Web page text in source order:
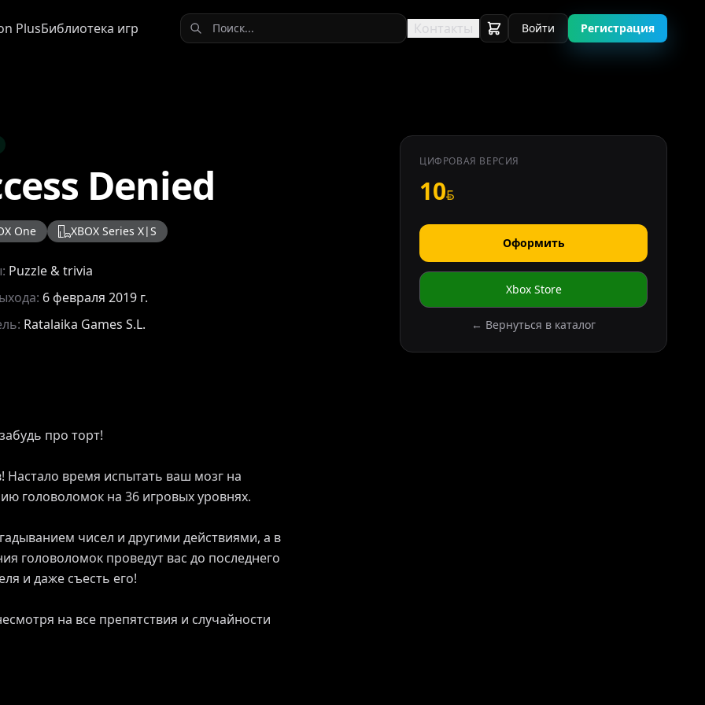
PlusБиблиотека игр Контакты Войти Регистрация
Denied
One XBOX Series X|S
Puzzle & trivia
6 февраля 2019 г.
Ratalaika Games S.L.
ЦИФРОВАЯ ВЕРСИЯ
10
Оформить
Xbox Store
← Вернуться в каталог
про торт!
время испытать ваш мозг на
головоломок на 36 игровых уровнях.
чисел и другими действиями, а в
головоломок проведут вас до последнего
и даже съесть его!
на все препятствия и случайности